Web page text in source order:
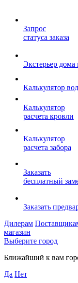
Запрос
статуса заказа
Экстерьер дома
Калькулятор
Калькулятор
расчета кровли
Калькулятор
расчета забора
Заказать
бесплатный
Заказать
Дилерам
магазин
Выберите город
Ближайший к вам
Да Нет